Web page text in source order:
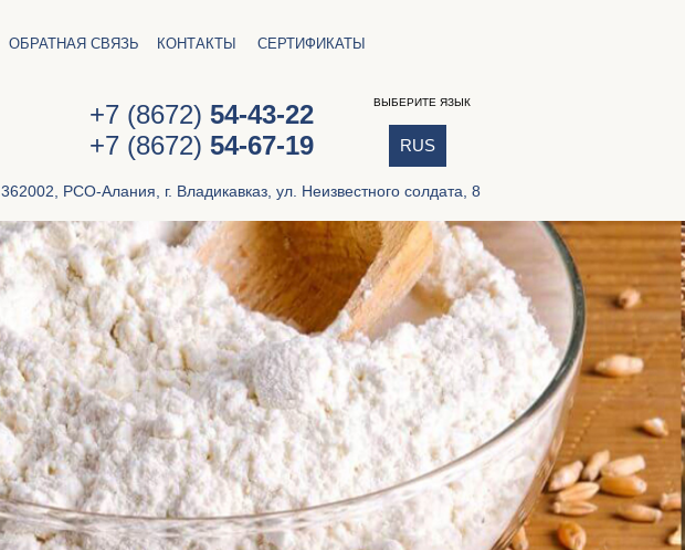
ОБРАТНАЯ СВЯЗЬ КОНТАКТЫ СЕРТИФИКАТЫ
+7 (8672) 54-43-22
+7 (8672) 54-67-19
ВЫБЕРИТЕ ЯЗЫК
RUS
362002, РСО-Алания, г. Владикавказ, ул. Неизвестного солдата, 8